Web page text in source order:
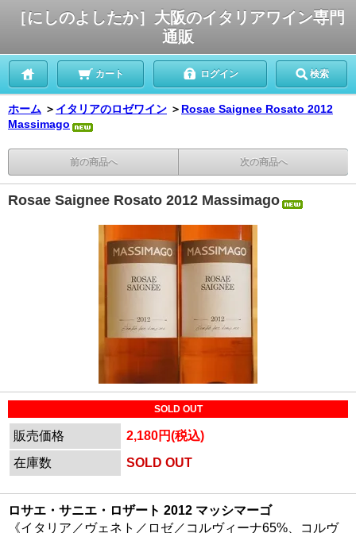
［にしのよしたか］大阪のイタリアワイン専門
通販
カート ログイン 検索
ホーム ＞ イタリアのロゼワイン ＞ Rosae Saignee Rosato 2012
Massimago
前の商品へ 次の商品へ
Rosae Saignee Rosato 2012 Massimago
SOLD OUT
販売価格
2,180円(税込)
在庫数
SOLD OUT
ロサエ・サニエ・ロザート 2012 マッシマーゴ
《イタリア／ヴェネト／ロゼ／コルヴィーナ65%、コルヴ